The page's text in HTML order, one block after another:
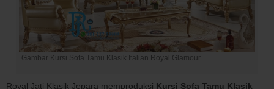
Gambar Kursi Sofa Tamu Klasik Italian Royal Glamour
Royal Jati Klasik Jepara memproduksi Kursi Sofa Tamu Klasik